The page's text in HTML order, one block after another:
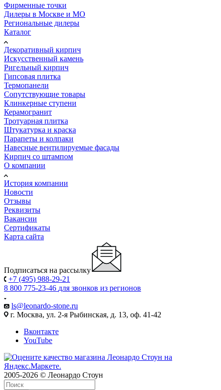
Фирменные точки
Дилеры в Москве и МО
Региональные дилеры
Каталог
Декоративный кирпич
Искусственный камень
Ригельный кирпич
Гипсовая плитка
Термопанели
Сопутствующие товары
Клинкерные ступени
Керамогранит
Тротуарная плитка
Штукатурка и краска
Парапеты и колпаки
Навесные вентилируемые фасады
Кирпич со штампом
О компании
История компании
Новости
Отзывы
Реквизиты
Вакансии
Сертификаты
Карта сайта
Подписаться на рассылку
+7 (495) 988-29-21
8 800 775-23-46 для звонков из регионов
ls@leonardo-stone.ru
г. Москва, ул. 2-я Рыбинская, д. 13, оф. 41-42
Вконтакте
YouTube
2005-2026 © Леонардо Стоун